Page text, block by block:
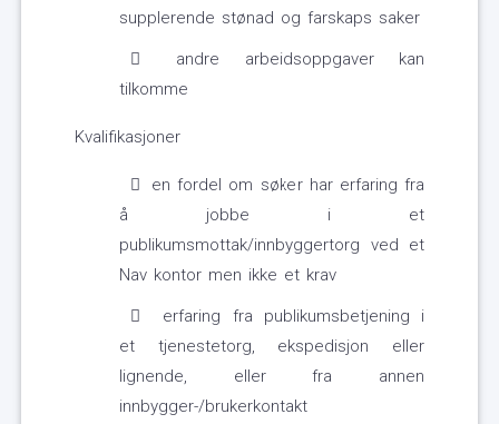
supplerende stønad og farskaps saker
andre arbeidsoppgaver kan
tilkomme
Kvalifikasjoner
en fordel om søker har erfaring fra
å jobbe i et
publikumsmottak/innbyggertorg ved et
Nav kontor men ikke et krav
erfaring fra publikumsbetjening i
et tjenestetorg, ekspedisjon eller
lignende, eller fra annen
innbygger-/brukerkontakt